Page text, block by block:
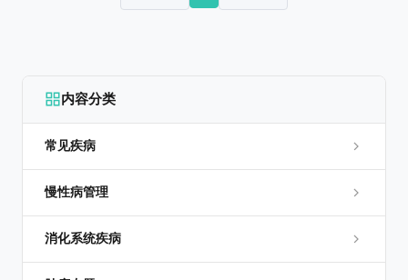
内容分类
常见疾病
慢性病管理
消化系统疾病